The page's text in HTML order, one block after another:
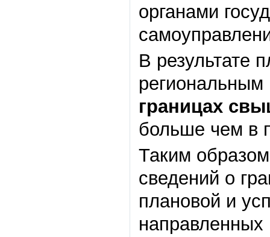
органами
В результате
границах
больше чем в
Таким
сведений о
плановой и